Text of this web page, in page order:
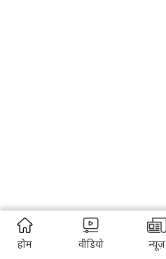
होम वीडियो न्यूज़